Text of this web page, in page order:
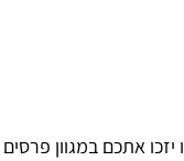
אתכם במגוון